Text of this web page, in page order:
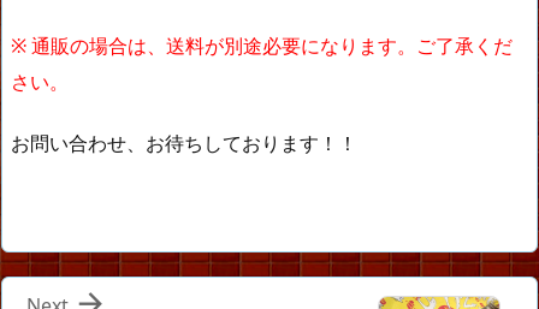
※ 通販の場合は、送料が別途必要になります。ご了承くだ
さい。
お問い合わせ、お待ちしております！！